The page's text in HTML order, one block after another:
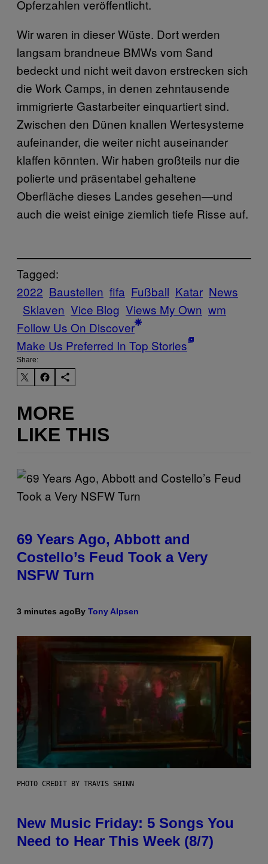
Opferzahlen veröffentlicht.
Wir waren in dieser Wüste. Dort werden
langsam brandneue BMWs vom Sand
bedeckt und nicht weit davon erstrecken sich
die Work Camps, in denen zehntausende
immigrierte Gastarbeiter einquartiert sind.
Zwischen den Dünen knallen Wertesysteme
aufeinander, die weiter nicht auseinander
klaffen könnten. Wir haben großteils nur die
polierte und präsentabel gehaltene
Oberfläche dieses Landes gesehen—und
auch die weist einige ziemlich tiefe Risse auf.
Tagged:
2022 Baustellen fifa Fußball Katar News
Sklaven Vice Blog Views My Own wm
Follow Us On Discover
Make Us Preferred In Top Stories
Share:
MORE
LIKE THIS
69 Years Ago, Abbott and
Costello’s Feud Took a Very
NSFW Turn
3 minutes agoBy Tony Alpsen
PHOTO CREDIT BY TRAVIS SHINN
New Music Friday: 5 Songs You
Need to Hear This Week (8/7)